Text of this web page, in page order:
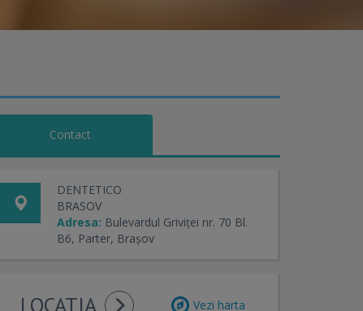
Contact
DENTETICO
BRASOV
Adresa: Bulevardul Griviței nr. 70 Bl.
B6, Parter, Brașov
LOCATIA Vezi harta